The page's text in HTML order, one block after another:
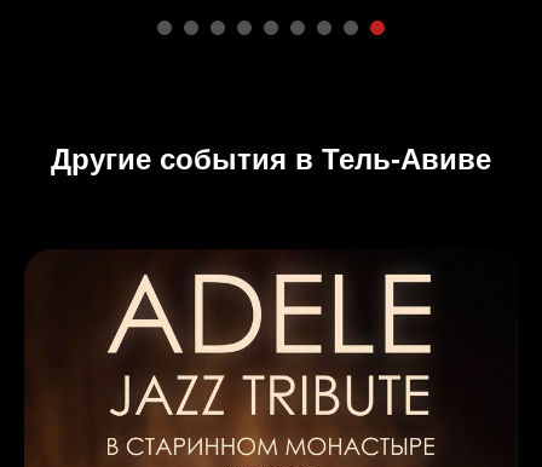
Другие события в Тель-Авиве